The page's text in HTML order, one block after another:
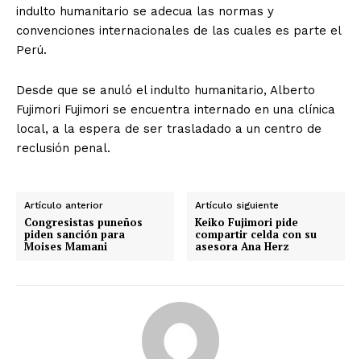
indulto humanitario se adecua las normas y
convenciones internacionales de las cuales es parte el
Perú.
Desde que se anuló el indulto humanitario, Alberto
Fujimori Fujimori se encuentra internado en una clínica
local, a la espera de ser trasladado a un centro de
reclusión penal.
Artículo anterior
Congresistas puneños
piden sanción para
Moises Mamani
Artículo siguiente
Keiko Fujimori pide
compartir celda con su
asesora Ana Herz